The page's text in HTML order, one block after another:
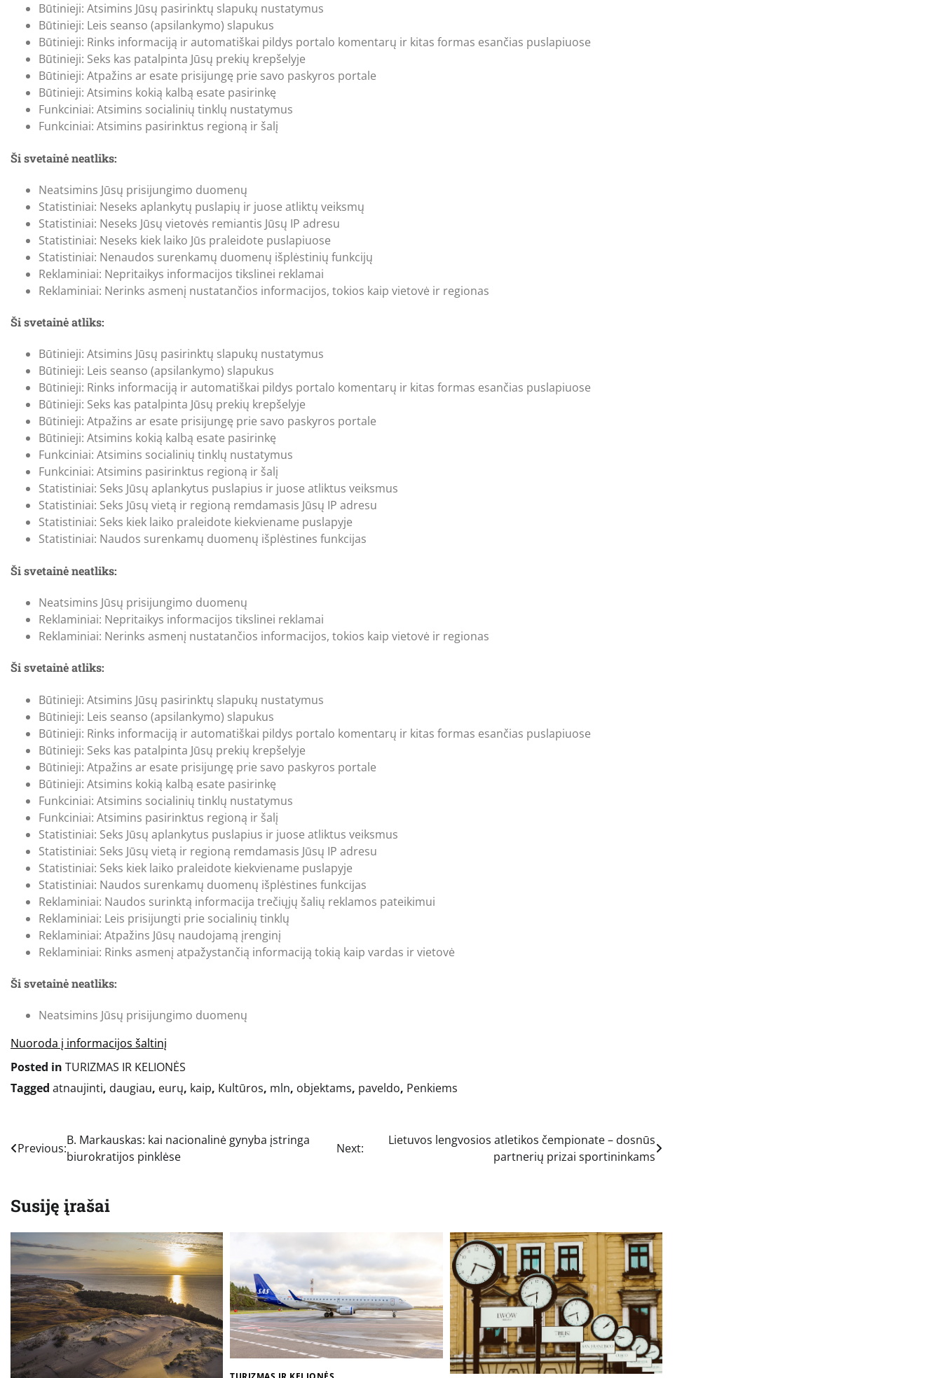
Būtinieji: Atsimins Jūsų pasirinktų slapukų nustatymus
Būtinieji: Leis seanso (apsilankymo) slapukus
Būtinieji: Rinks informaciją ir automatiškai pildys portalo komentarų ir kitas formas esančias puslapiuose
Būtinieji: Seks kas patalpinta Jūsų prekių krepšelyje
Būtinieji: Atpažins ar esate prisijungę prie savo paskyros portale
Būtinieji: Atsimins kokią kalbą esate pasirinkę
Funkciniai: Atsimins socialinių tinklų nustatymus
Funkciniai: Atsimins pasirinktus regioną ir šalį
Ši svetainė neatliks:
Neatsimins Jūsų prisijungimo duomenų
Statistiniai: Neseks aplankytų puslapių ir juose atliktų veiksmų
Statistiniai: Neseks Jūsų vietovės remiantis Jūsų IP adresu
Statistiniai: Neseks kiek laiko Jūs praleidote puslapiuose
Statistiniai: Nenaudos surenkamų duomenų išplėstinių funkcijų
Reklaminiai: Nepritaikys informacijos tikslinei reklamai
Reklaminiai: Nerinks asmenį nustatančios informacijos, tokios kaip vietovė ir regionas
Ši svetainė atliks:
Būtinieji: Atsimins Jūsų pasirinktų slapukų nustatymus
Būtinieji: Leis seanso (apsilankymo) slapukus
Būtinieji: Rinks informaciją ir automatiškai pildys portalo komentarų ir kitas formas esančias puslapiuose
Būtinieji: Seks kas patalpinta Jūsų prekių krepšelyje
Būtinieji: Atpažins ar esate prisijungę prie savo paskyros portale
Būtinieji: Atsimins kokią kalbą esate pasirinkę
Funkciniai: Atsimins socialinių tinklų nustatymus
Funkciniai: Atsimins pasirinktus regioną ir šalį
Statistiniai: Seks Jūsų aplankytus puslapius ir juose atliktus veiksmus
Statistiniai: Seks Jūsų vietą ir regioną remdamasis Jūsų IP adresu
Statistiniai: Seks kiek laiko praleidote kiekviename puslapyje
Statistiniai: Naudos surenkamų duomenų išplėstines funkcijas
Ši svetainė neatliks:
Neatsimins Jūsų prisijungimo duomenų
Reklaminiai: Nepritaikys informacijos tikslinei reklamai
Reklaminiai: Nerinks asmenį nustatančios informacijos, tokios kaip vietovė ir regionas
Ši svetainė atliks:
Būtinieji: Atsimins Jūsų pasirinktų slapukų nustatymus
Būtinieji: Leis seanso (apsilankymo) slapukus
Būtinieji: Rinks informaciją ir automatiškai pildys portalo komentarų ir kitas formas esančias puslapiuose
Būtinieji: Seks kas patalpinta Jūsų prekių krepšelyje
Būtinieji: Atpažins ar esate prisijungę prie savo paskyros portale
Būtinieji: Atsimins kokią kalbą esate pasirinkę
Funkciniai: Atsimins socialinių tinklų nustatymus
Funkciniai: Atsimins pasirinktus regioną ir šalį
Statistiniai: Seks Jūsų aplankytus puslapius ir juose atliktus veiksmus
Statistiniai: Seks Jūsų vietą ir regioną remdamasis Jūsų IP adresu
Statistiniai: Seks kiek laiko praleidote kiekviename puslapyje
Statistiniai: Naudos surenkamų duomenų išplėstines funkcijas
Reklaminiai: Naudos surinktą informacija trečiųjų šalių reklamos pateikimui
Reklaminiai: Leis prisijungti prie socialinių tinklų
Reklaminiai: Atpažins Jūsų naudojamą įrenginį
Reklaminiai: Rinks asmenį atpažystančią informaciją tokią kaip vardas ir vietovė
Ši svetainė neatliks:
Neatsimins Jūsų prisijungimo duomenų
Nuoroda į informacijos šaltinį
Posted in TURIZMAS IR KELIONĖS
Tagged atnaujinti, daugiau, eurų, kaip, Kultūros, mln, objektams, paveldo, Penkiems
Navigacija
įrašų
Previous:
B. Markauskas: kai nacionalinė gynyba įstringa
biurokratijos pinklėse
Next:
Lietuvos lengvosios atletikos čempionate – dosnūs
partnerių prizai sportininkams
Susiję įrašai